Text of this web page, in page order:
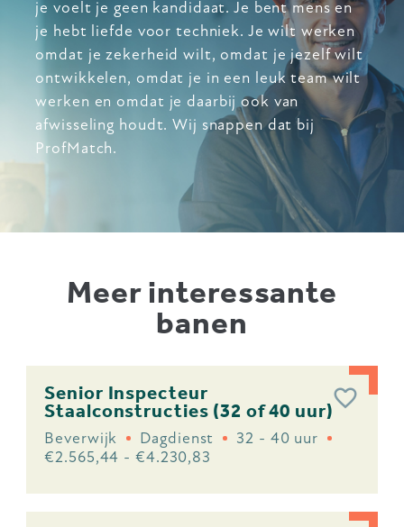
je voelt je geen kandidaat. Je bent mens en
je hebt liefde voor techniek. Je wilt werken
omdat je zekerheid wilt, omdat je jezelf wilt
ontwikkelen, omdat je in een leuk team wilt
werken en omdat je daarbij ook van
afwisseling houdt. Wij snappen dat bij
ProfMatch.
Meer interessante
banen
Senior Inspecteur
Staalconstructies (32 of 40 uur)
Beverwijk Dagdienst
32 - 40 uur
€2.565,44 - €4.230,83